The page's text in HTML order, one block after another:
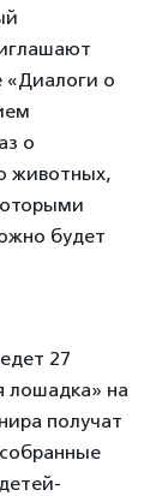
«Диалоги о
о
животных,
будет
27
лошадка» на
получат